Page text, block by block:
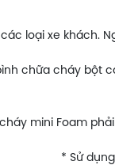
loại xe khách.
chữa cháy
mini Foam
* Sử